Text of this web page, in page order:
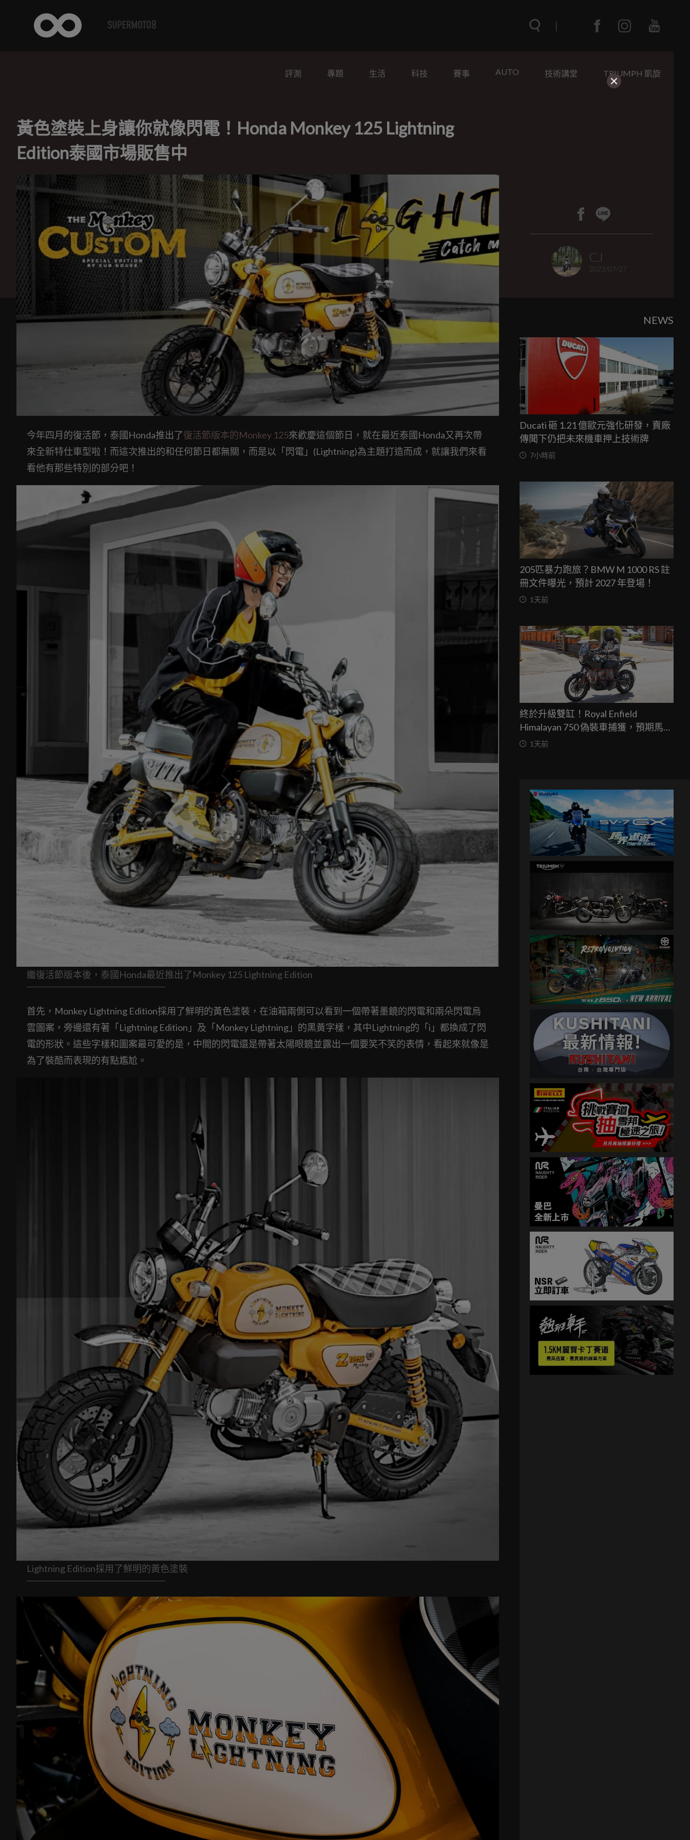
評測 專題 生活 科技 賽事 AUTO 技術講堂 TRIUMPH 凱旋
黃色塗裝上身讓你就像閃電！Honda Monkey 125 Lightning
Edition泰國市場販售中
CJ
2023/07/27
今年四月的復活節，泰國Honda推出了復活節版本的Monkey 125來歡慶這個節日，就在最近泰國Honda又再次帶
來全新特仕車型啦！而這次推出的和任何節日都無關，而是以「閃電」(Lightning)為主題打造而成，就讓我們來看
看他有那些特別的部分吧！
繼復活節版本後，泰國Honda最近推出了Monkey 125 Lightning Edition
首先，Monkey Lightning Edition採用了鮮明的黃色塗裝，在油箱兩側可以看到一個帶著墨鏡的閃電和兩朵閃電烏
雲圖案，旁邊還有著「Lightning Edition」及「Monkey Lightning」的黑黃字樣，其中Lightning的「i」都換成了閃
電的形狀。這些字樣和圖案最可愛的是，中間的閃電還是帶著太陽眼鏡並露出一個要笑不笑的表情，看起來就像是
為了裝酷而表現的有點尷尬。
Lightning Edition採用了鮮明的黃色塗裝
NEWS
Ducati 砸 1.21 億歐元強化研發，賣廠
傳聞下仍把未來機車押上技術牌
7小時前
205匹暴力跑旅？BMW M 1000 RS 註
冊文件曝光，預計 2027 年登場！
1天前
終於升級雙缸！Royal Enfield
Himalayan 750 偽裝車捕獲，預期馬力
突破67匹，最快米蘭車展亮相
1天前